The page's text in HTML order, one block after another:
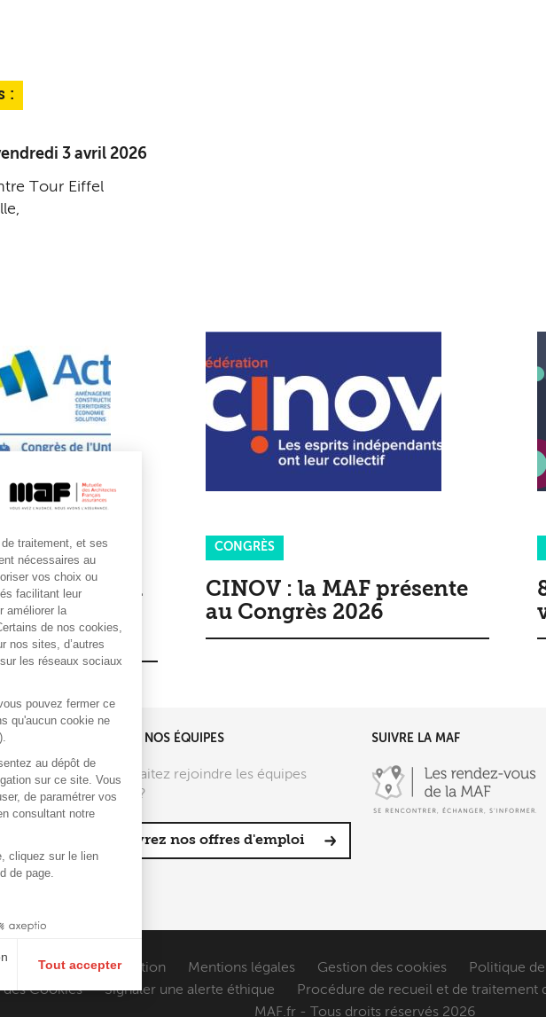
traitement, et ses
nécessaires au
vos choix ou
facilitant leur
améliorer la
de nos cookies,
nos sites, d’autres
les réseaux sociaux
pouvez fermer ce
qu'aucun cookie ne
au dépôt de
sur ce site. Vous
de paramétrer vos
consultant notre
cliquez sur le lien
de page.
Tout accepter
: Personnalisez vos Options
:
3 avril 2026
Tour Eiffel
sur le Stand
congrès de
CONGRÈS
CINOV : la MAF présente
au Congrès 2026
REJOINDRE NOS ÉQUIPES
Vous souhaitez rejoindre les équipes
de la MAF ?
Découvrez nos offres d'emploi
SUIVRE LA MAF
Assistance Réclamation Mentions légales Gestion des cookies Politique
Cookies
Signaler une alerte éthique Procédure de recueil et de traitement
MAF.fr - Tous droits réservés 2026